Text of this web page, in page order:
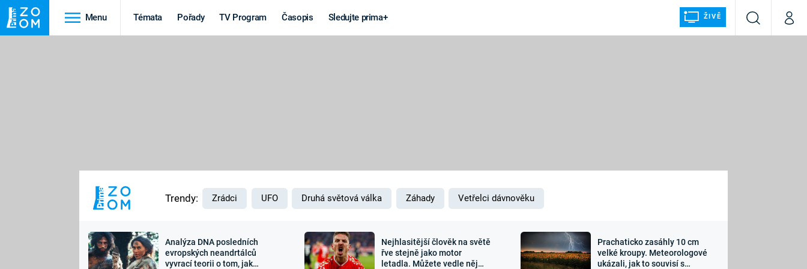
Menu Témata Pořady TV Program Časopis Sledujte prima+ ŽIVĚ
VyhledáváníMůj
MARS
Výročí
Záhady a
Zajímavosti Sledujte nás
Trendy: Zrádci UFO Druhá světová válka Záhady Vetřelci dávnověku
Analýza DNA posledních
evropských neandrtálců
vyvrací teorii o tom, jak
Nejhlasitější člověk na světě
řve stejně jako motor
letadla. Můžete vedle něj
Prachaticko zasáhly 10 cm
velké kroupy. Meteorologové
ukázali, jak to souvisí s